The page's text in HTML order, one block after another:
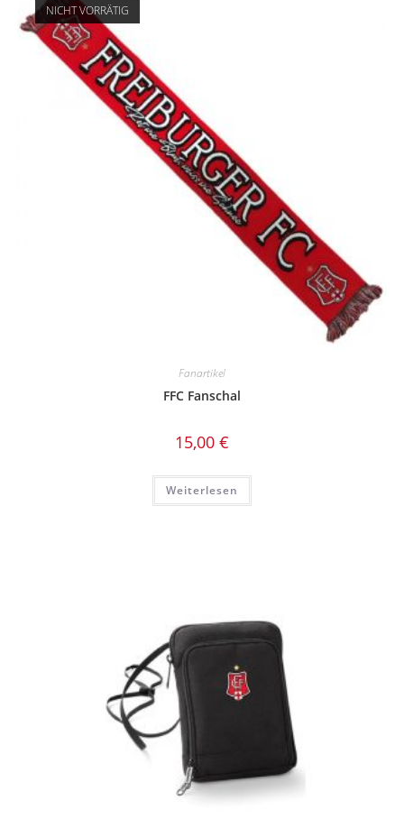
NICHT VORRÄTIG
Fanartikel
FFC Fanschal
15,00 €
Weiterlesen